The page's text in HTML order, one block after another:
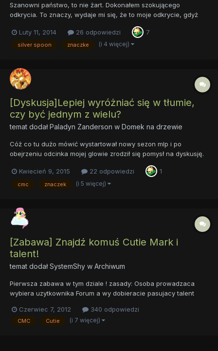
Szanowni państwo, to nie żart. Dokonałem szokującego
odkrycia. To znaczy, wydaje mi się, że to moje odkrycie, gdyż
sugestii, że fandom już wcześniej podjarał się teorią, którą chcę
poniżej zaprezentować. Otóż najbliższa koleżanka D...
Luty 11, 2014 26 odpowiedzi 7
silver spoon znaczke (i 4 więcej)
[Dyskusja]Lepiej wyróżniać się w tłumie,
czy być jednym z wielu?
temat dodałPaladyn Zanderson w Domek na drzewie
Cóż co tu dużo mówić wystartował nowy sezon mlp i po
obejrzeniu odcinka mojej glowie zrodził się pomysł na dyskusję.
Czy lepiej jest mieć coś co cie wyróznia z tłumu czy raczej lepiej
się nie wychylać i być "szara masą ?" Cóż odpowiedzi jak
widzimy w odcinku nie są jednoznaczne bo :twiligiht: uważa,...
Kwiecień 9, 2015 22 odpowiedzi 1
cmc znaczek (i 5 więcej)
[Zabawa] Znajdź komuś Cutie Mark i
talent!
temat dodałSystemShy w Archiwum
Pierwsza zabawa w tym dziale ! zasady: Osoba prowadzaca
wybiera uzytkownika Forum a wy dobieracie pasujacy talent
talentem i znaczkiem?
Czerwiec 7, 2012 340 odpowiedzi
CMC Cutie (i 7 więcej)